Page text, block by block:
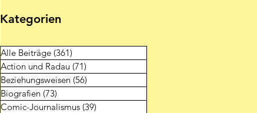
Kategorien
Alle Beiträge (361)
Action und Radau (71)
Beziehungsweisen (56)
Biografien (73)
Comic-Journalismus (39)